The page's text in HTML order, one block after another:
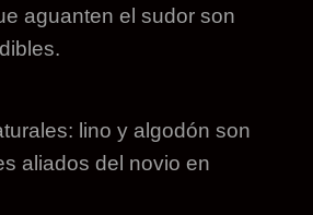
aguanten el sudor son
lino y algodón son
aliados del novio en